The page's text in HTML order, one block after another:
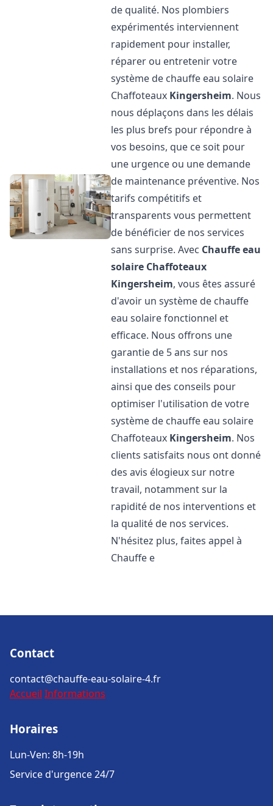
de qualité. Nos plombiers
expérimentés interviennent
rapidement pour installer,
réparer ou entretenir votre
système de chauffe eau solaire
Chaffoteaux Kingersheim. Nous
nous déplaçons dans les délais
les plus brefs pour répondre à
vos besoins, que ce soit pour
une urgence ou une demande
de maintenance préventive. Nos
tarifs compétitifs et
transparents vous permettent
de bénéficier de nos services
sans surprise. Avec Chauffe eau
solaire Chaffoteaux
Kingersheim, vous êtes assuré
d'avoir un système de chauffe
eau solaire fonctionnel et
efficace. Nous offrons une
garantie de 5 ans sur nos
installations et nos réparations,
ainsi que des conseils pour
optimiser l'utilisation de votre
système de chauffe eau solaire
Chaffoteaux Kingersheim. Nos
clients satisfaits nous ont donné
des avis élogieux sur notre
travail, notamment sur la
rapidité de nos interventions et
la qualité de nos services.
N'hésitez plus, faites appel à
Chauffe e
Contact
contact@chauffe-eau-solaire-4.fr
Accueil Informations
Horaires
Lun-Ven: 8h-19h
Service d'urgence 24/7